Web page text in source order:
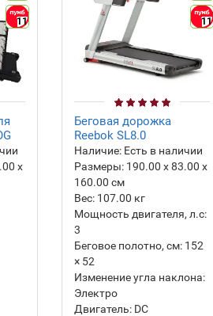
11
х
11
Беговая дорожка
Reebok SL8.0
Наличие: Есть в наличии
Размеры: 190.00 х 83.00 х
160.00 см
Вес: 107.00 кг
Мощность двигателя, л.с:
3
Беговое полотно, см: 152
× 52
Изменение угла наклона:
Электро
Двигатель: DC